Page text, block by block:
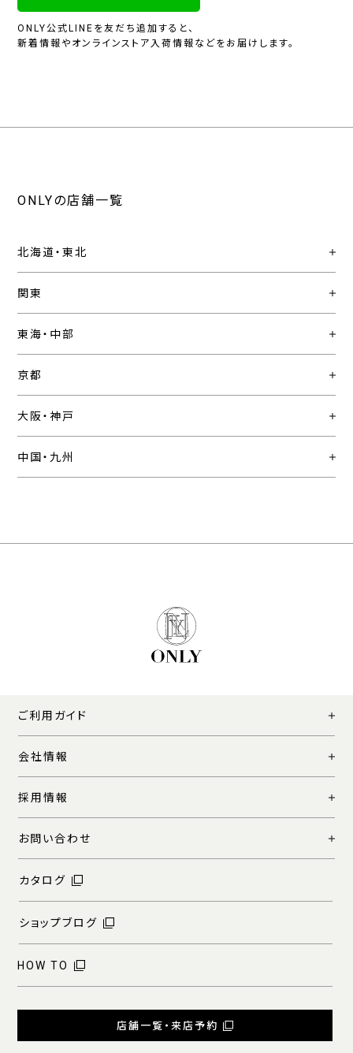
ONLY公式LINEを友だち追加すると、
新着情報やオンラインストア入荷情報などをお届けします。
ONLYの店舗一覧
北海道・東北
関東
東海・中部
京都
大阪・神戸
中国・九州
ご利用ガイド
会社情報
採用情報
お問い合わせ
カタログ
ショップブログ
HOW TO
店舗一覧・来店予約